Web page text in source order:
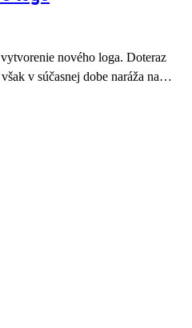
nového loga. Doteraz
v súčasnej dobe naráža na…